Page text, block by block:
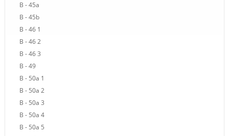
B - 45a
B - 45b
B - 46 1
B - 46 2
B - 46 3
B - 49
B - 50a 1
B - 50a 2
B - 50a 3
B - 50a 4
B - 50a 5